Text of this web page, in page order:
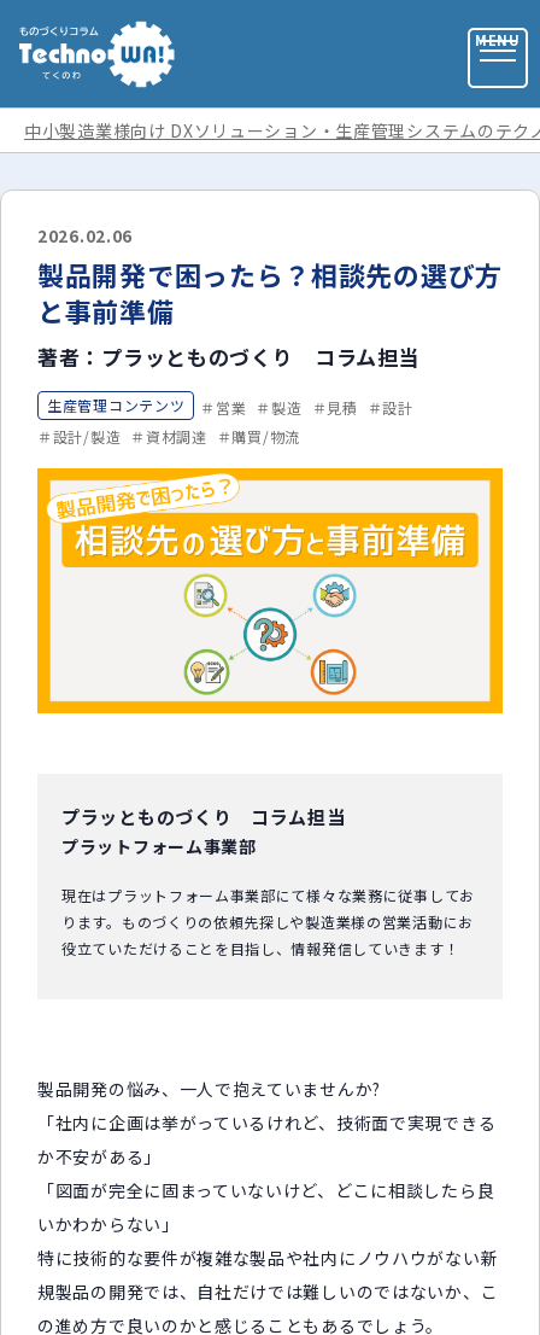
お役立ち資料
運営会社
記事カテゴリ
全ての記事
中小企業診断士コラム
生産管理コンテンツ
イベント開催レポート
セミナーアーカイブ
用語集
導入事例
中小製造業様向け DXソリューション・生産管理システムのテク
2026.02.06
製品開発で困ったら？相談先の選び方
と事前準備
著者：プラッとものづくり コラム担当
生産管理コンテンツ 営業 製造 見積
設計
設計/製造
資材調達 購買/物流
プラッとものづくり コラム担当
プラットフォーム事業部
現在はプラットフォーム事業部にて様々な業務に従事してお
ります。ものづくりの依頼先探しや製造業様の営業活動にお
役立ていただけることを目指し、情報発信していきます！
製品開発の悩み、一人で抱えていませんか?
「社内に企画は挙がっているけれど、技術面で実現できる
か不安がある」
「図面が完全に固まっていないけど、どこに相談したら良
いかわからない」
特に技術的な要件が複雑な製品や社内にノウハウがない新
規製品の開発では、自社だけでは難しいのではないか、こ
の進め方で良いのかと感じることもあるでしょう。